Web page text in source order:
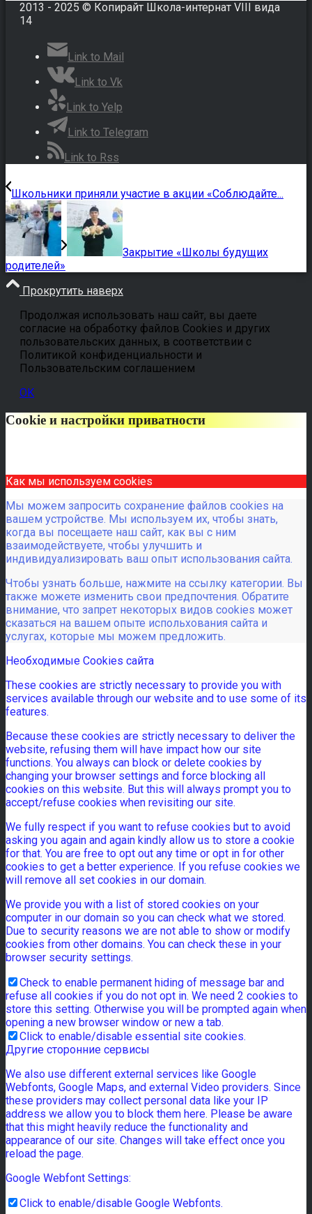
2013 - 2025 © Копирайт Школа-интернат VIII вида
14
Link to Mail
Link to Vk
Link to Yelp
Link to Telegram
Link to Rss
Школьники приняли участие в акции «Соблюдайте...
Закрытие «Школы будущих
родителей»
Прокрутить наверх
Продолжая использовать наш сайт, вы даете
согласие на обработку файлов Cookies и других
пользовательских данных, в соответствии с
Политикой конфиденциальности и
Пользовательским соглашением
OK
Cookie и настройки приватности
Как мы используем cookies
Мы можем запросить сохранение файлов cookies на
вашем устройстве. Мы используем их, чтобы знать,
когда вы посещаете наш сайт, как вы с ним
взаимодействуете, чтобы улучшить и
индивидуализировать ваш опыт использования сайта.
Чтобы узнать больше, нажмите на ссылку категории. Вы
также можете изменить свои предпочтения. Обратите
внимание, что запрет некоторых видов cookies может
сказаться на вашем опыте испольхования сайта и
услугах, которые мы можем предложить.
Необходимые Cookies сайта
These cookies are strictly necessary to provide you with
services available through our website and to use some of its
features.
Because these cookies are strictly necessary to deliver the
website, refusing them will have impact how our site
functions. You always can block or delete cookies by
changing your browser settings and force blocking all
cookies on this website. But this will always prompt you to
accept/refuse cookies when revisiting our site.
We fully respect if you want to refuse cookies but to avoid
asking you again and again kindly allow us to store a cookie
for that. You are free to opt out any time or opt in for other
cookies to get a better experience. If you refuse cookies we
will remove all set cookies in our domain.
We provide you with a list of stored cookies on your
computer in our domain so you can check what we stored.
Due to security reasons we are not able to show or modify
cookies from other domains. You can check these in your
browser security settings.
Check to enable permanent hiding of message bar and
refuse all cookies if you do not opt in. We need 2 cookies to
store this setting. Otherwise you will be prompted again when
opening a new browser window or new a tab.
Click to enable/disable essential site cookies.
Другие сторонние сервисы
We also use different external services like Google
Webfonts, Google Maps, and external Video providers. Since
these providers may collect personal data like your IP
address we allow you to block them here. Please be aware
that this might heavily reduce the functionality and
appearance of our site. Changes will take effect once you
reload the page.
Google Webfont Settings:
Click to enable/disable Google Webfonts.